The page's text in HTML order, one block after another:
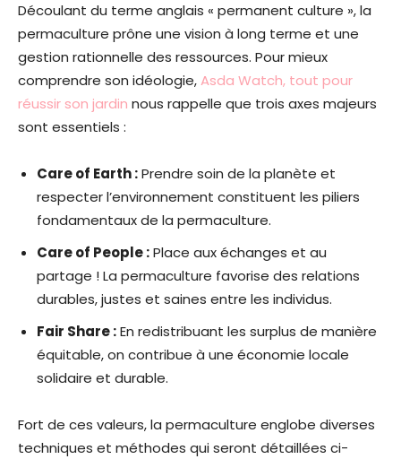
Découlant du terme anglais « permanent culture », la
permaculture prône une vision à long terme et une
gestion rationnelle des ressources. Pour mieux
comprendre son idéologie,Asda Watch, tout pour
réussir son jardin nous rappelle que trois axes majeurs
sont essentiels :
Care of Earth :Prendre soin de la planète et
respecter l’environnement constituent les piliers
fondamentaux de la permaculture.
Care of People :Place aux échanges et au
partage ! La permaculture favorise des relations
durables, justes et saines entre les individus.
Fair Share :En redistribuant les surplus de manière
équitable, on contribue à une économie locale
solidaire et durable.
Fort de ces valeurs, la permaculture englobe diverses
techniques et méthodes qui seront détaillées ci-